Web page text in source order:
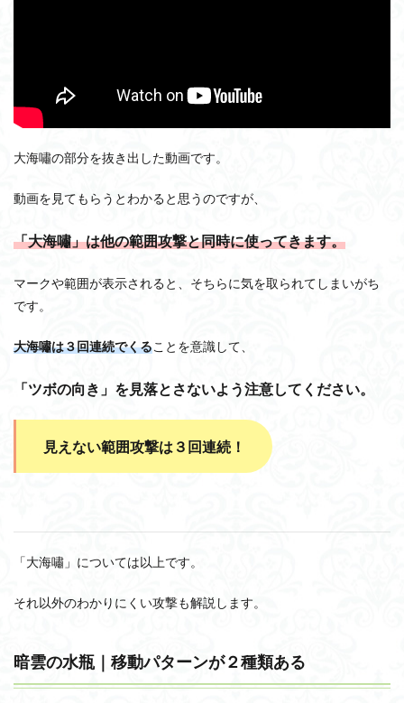
大海嘯の部分を抜き出した動画です。
動画を見てもらうとわかると思うのですが、
「大海嘯」は他の範囲攻撃と同時に使ってきます。
マークや範囲が表示されると、そちらに気を取られてしまいがち
です。
大海嘯は３回連続でくることを意識して、
「ツボの向き」を見落とさないよう注意してください。
見えない範囲攻撃は３回連続！
「大海嘯」については以上です。
それ以外のわかりにくい攻撃も解説します。
暗雲の水瓶｜移動パターンが２種類ある